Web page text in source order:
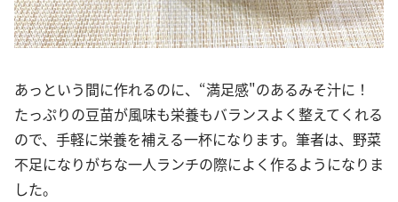
あっという間に作れるのに、“満足感"のあるみそ汁に！
たっぷりの豆苗が風味も栄養もバランスよく整えてくれる
ので、手軽に栄養を補える一杯になります。筆者は、野菜
不足になりがちな一人ランチの際によく作るようになりま
した。